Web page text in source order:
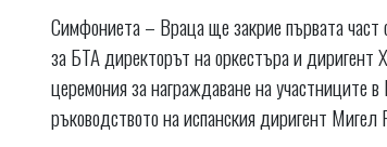
Симфониета – Враца ще закрие първата част
за БТА директорът на оркестъра и
церемония за награждаване на
ръководството на испанския диригент Мигел